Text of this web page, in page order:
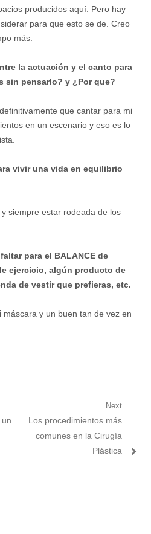
producidos aquí. Pero hay
para que esto se de. Creo
más.
la actuación y el canto para
sin pensarlo? y ¿Por que?
que cantar para mi
en un escenario y eso es lo
vivir una vida en equilibrio
siempre estar rodeada de los
para el BALANCE de
ejercicio, algún producto de
de vestir que prefieras, etc.
máscara y un buen tan de vez en
Next
Next
post:
Los procedimientos más
comunes en la Cirugía
Plástica